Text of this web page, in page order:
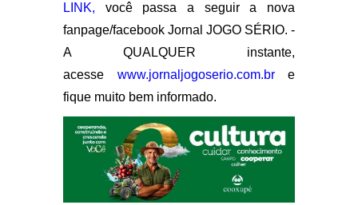
LINK, você passa a seguir a nova
fanpage/facebook Jornal JOGO SÉRIO. -
A QUALQUER instante,
acesse www.jornaljogoserio.com.bre
fique muito bem informado.